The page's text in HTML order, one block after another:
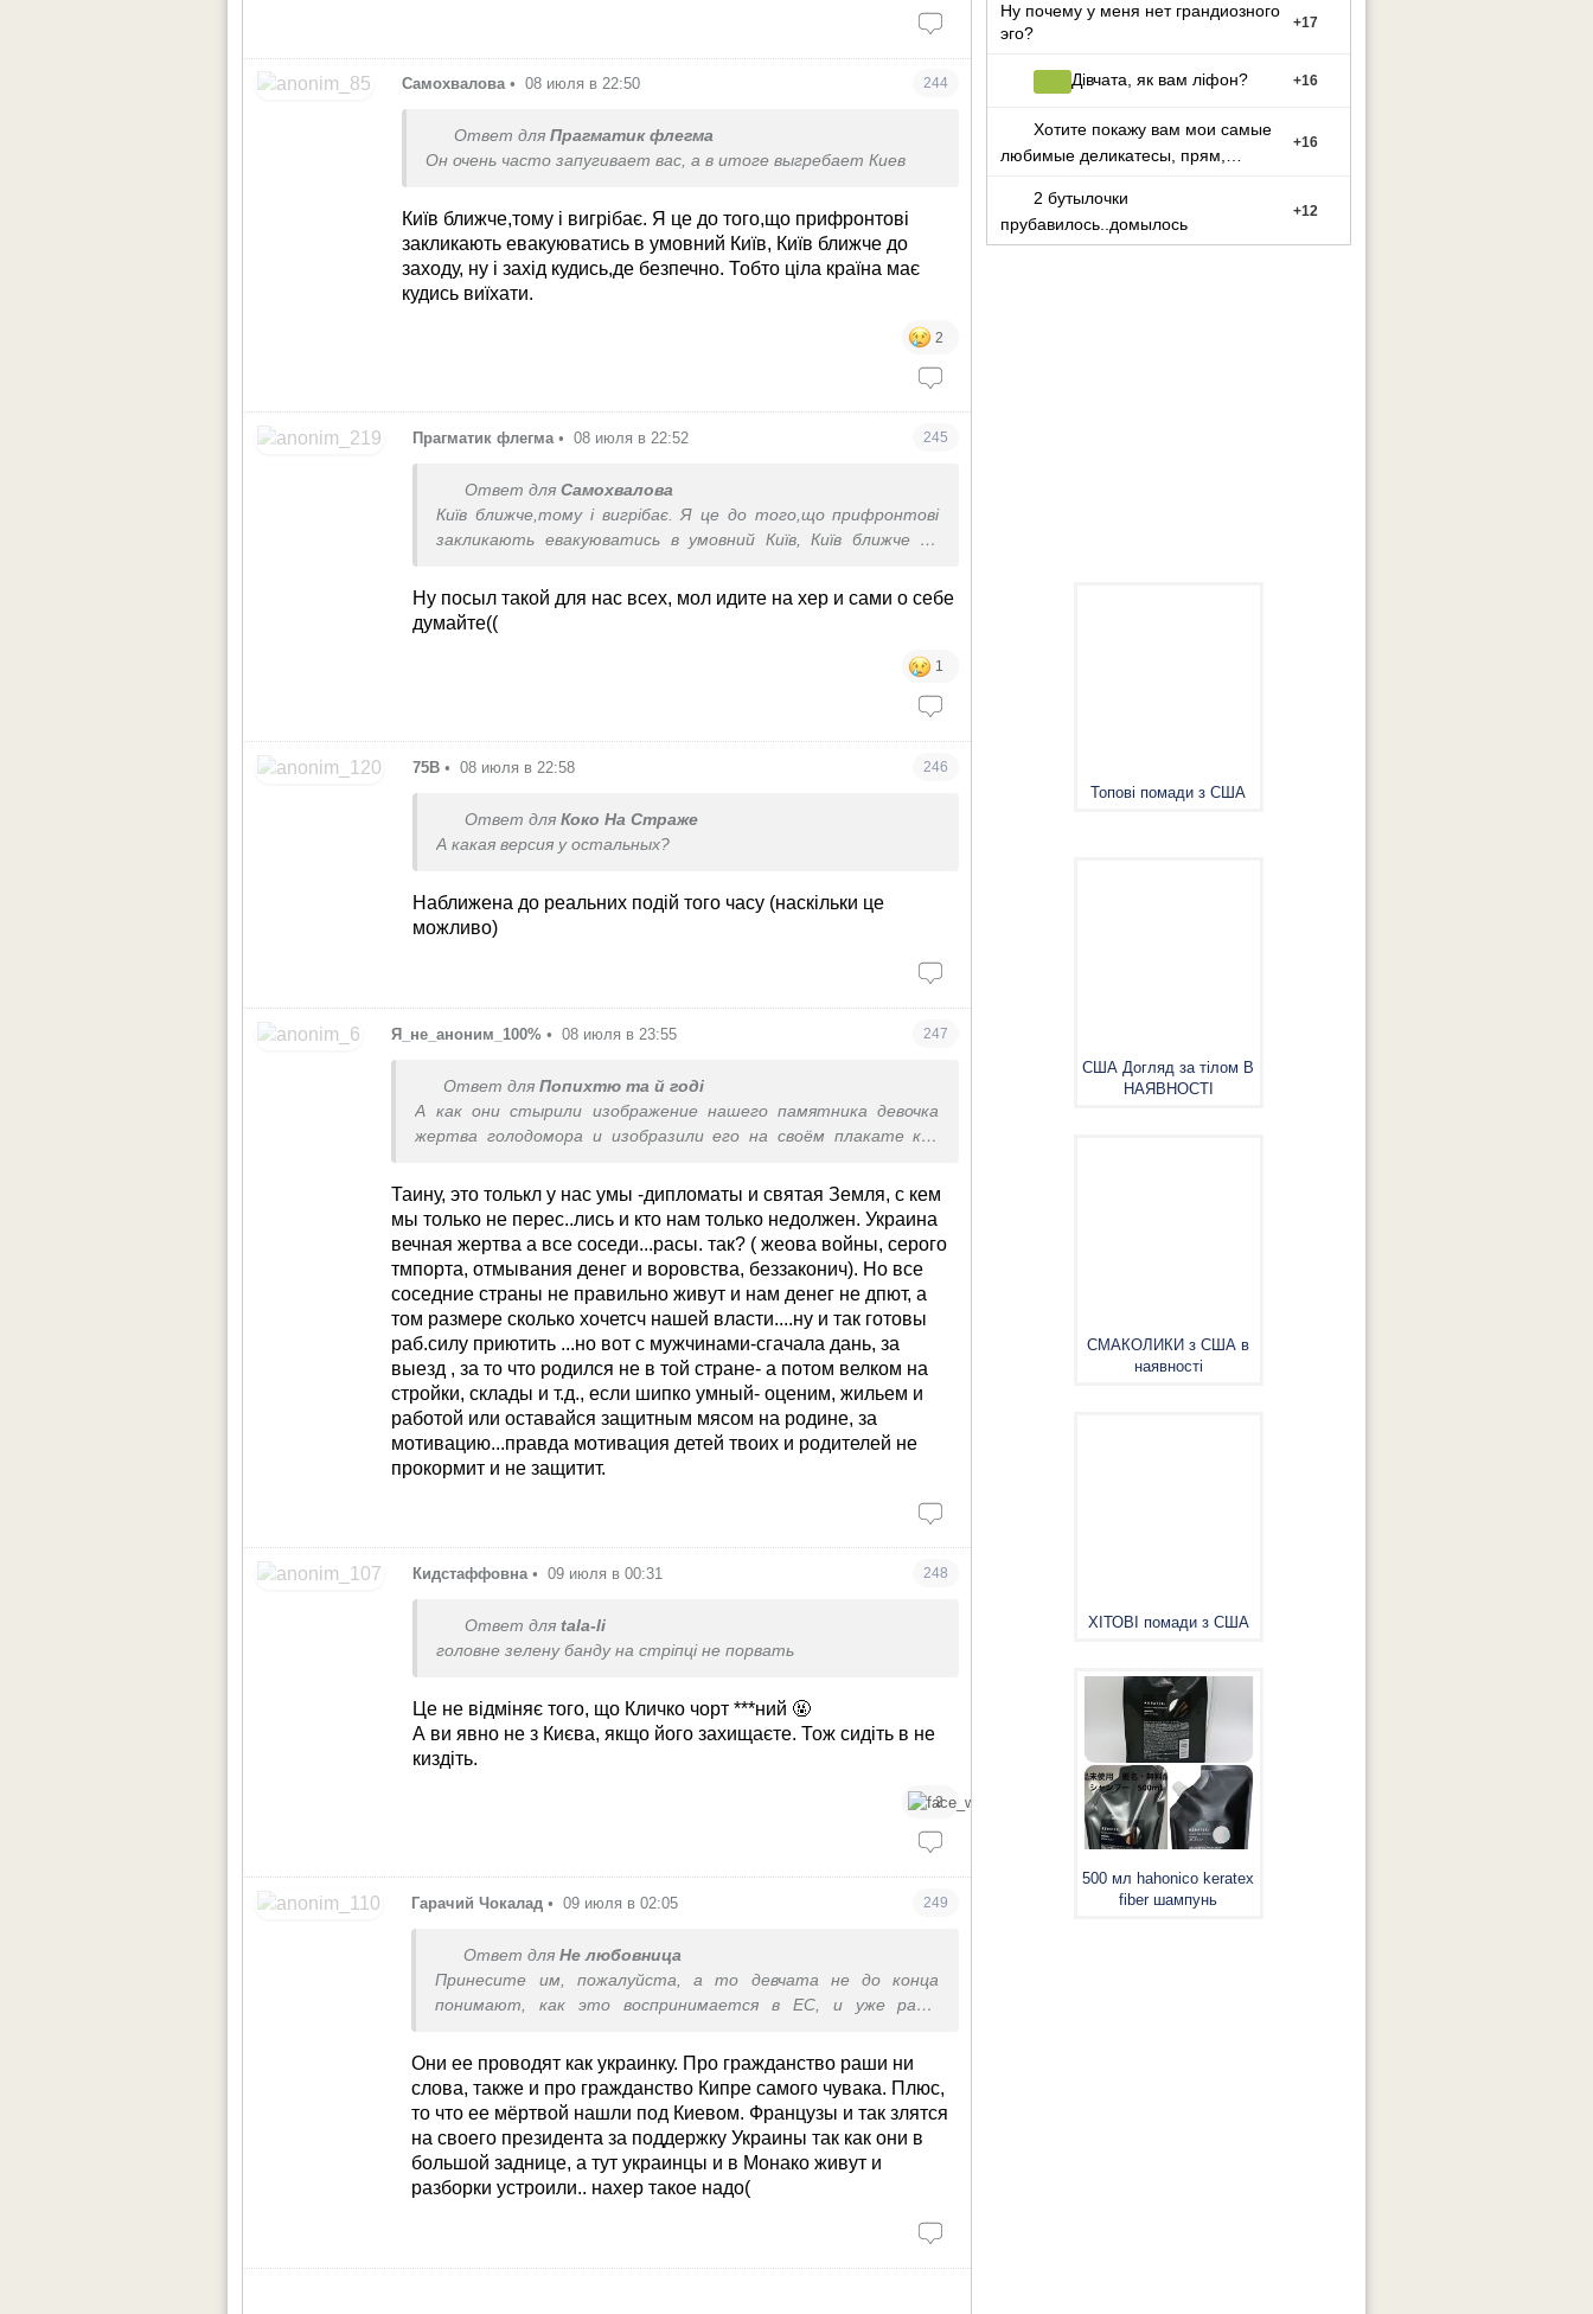
Самохвалова • 08 июля в 22:50 244
Ответ для Прагматик флегма
Он очень часто запугивает вас, а в итоге выгребает Киев
Київ ближче,тому і вигрібає. Я це до того,що прифронтові
закликають евакуюватись в умовний Київ, Київ ближче до
заходу, ну і захід кудись,де безпечно. Тобто ціла країна має
кудись виїхати.
2
Прагматик флегма • 08 июля в 22:52 245
Ответ для Самохвалова
Київ ближче,тому і вигрібає. Я це до того,що прифронтові
закликають евакуюватись в умовний Київ, Київ ближче до
кудись виїхати.
Ну посыл такой для нас всех, мол идите на хер и сами о себе
думайте((
1
75В • 08 июля в 22:58 246
Ответ для Коко На Страже
А какая версия у остальных?
Наближена до реальних подій того часу (наскільки це
можливо)
Я_не_аноним_100% • 08 июля в 23:55 247
Ответ для Попихтю та й годі
А как они стырили изображение нашего памятника девочка
жертва голодомора и изобразили его на своём плакате как
А как они предлагали свои старые миги в обмен на технологию
производства наших современных дронов, а когда мы
отказались, сказали что их в таком случае не дадут а просто
утилизируют? Но это ж друзья наши-поляки, братья
Таину, это толькл у нас умы -дипломаты и святая Земля, с кем
мы только не перес..лись и кто нам только недолжен. Украина
вечная жертва а все соседи...расы. так? ( жеова войны, серого
тмпорта, отмывания денег и воровства, беззаконич). Но все
соседние страны не правильно живут и нам денег не дпют, а
том размере сколько хочетсч нашей власти....ну и так готовы
раб.силу приютить ...но вот с мужчинами-cгачала дань, за
выезд , за то что родился не в той стране- а потом велком на
стройки, склады и т.д., если шипко умный- оценим, жильем и
работой или оставайся защитным мясом на родине, за
мотивацию...правда мотивация детей твоих и родителей не
прокормит и не защитит.
Кидстаффовна • 09 июля в 00:31 248
Ответ для tala-li
головне зелену банду на стріпці не порвать
Це не відміняє того, що Кличко чорт ***ний 🤬
А ви явно не з Києва, якщо його захищаєте. Тож сидіть в не
киздіть.
2
Гарачий Чокалад • 09 июля в 02:05 249
Ответ для Не любовница
Принесите им, пожалуйста, а то девчата не до конца
понимают, как это воспринимается в ЕС, и уже рашу
В Фигаро и Лё Монд ( а это ж основные медиа печатные -
пишу тем, кто и в этом не разбирается) с 30-1 числа и
пошли версии от прокуратуры Франции, я еще тогда
подумала, что не может быть, что замарались наши
спецслужбы, что это как в случае с Комаровым чечены от
гражданство раши и она в Германии живёт, ну, я и
Они ее проводят как украинку. Про гражданство раши ни
слова, также и про гражданство Кипре самого чувака. Плюс,
то что ее мёртвой нашли под Киевом. Французы и так злятся
на своего президента за поддержку Украины так как они в
большой заднице, а тут украинцы и в Монако живут и
разборки устроили.. нахер такое надо(
Ну почему у меня нет грандиозного
эго?
+17
Дівчата, як вам ліфон? +16
Хотите покажу вам мои самые
любимые деликатесы, прям,
+16
2 бутылочки
прубавилось..домылось
+12
Топові помади з США
США Догляд за тілом В
НАЯВНОСТІ
СМАКОЛИКИ з США в
наявності
ХІТОВІ помади з США
500 мл hahonico keratex
fiber шампунь